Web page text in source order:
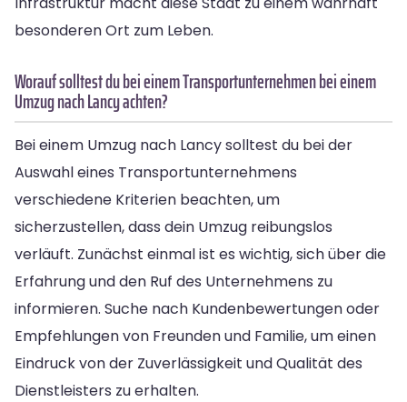
besonderen Ort zum Leben.
Worauf solltest du bei einem Transportunternehmen bei einem
Umzug nach Lancy achten?
Bei einem Umzug nach Lancy solltest du bei der
Auswahl eines Transportunternehmens
verschiedene Kriterien beachten, um
sicherzustellen, dass dein Umzug reibungslos
verläuft. Zunächst einmal ist es wichtig, sich über die
Erfahrung und den Ruf des Unternehmens zu
informieren. Suche nach Kundenbewertungen oder
Empfehlungen von Freunden und Familie, um einen
Eindruck von der Zuverlässigkeit und Qualität des
Dienstleisters zu erhalten.